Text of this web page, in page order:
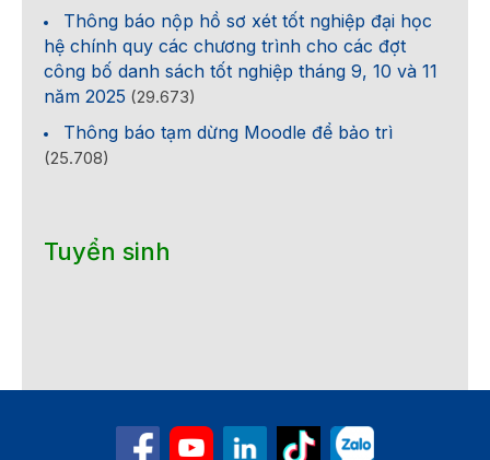
Thông báo nộp hồ sơ xét tốt nghiệp đại học
hệ chính quy các chương trình cho các đợt
công bố danh sách tốt nghiệp tháng 9, 10 và 11
năm 2025 (29.673)
Thông báo tạm dừng Moodle để bảo trì
(25.708)
Tuyển sinh